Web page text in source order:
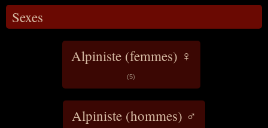
Sexes
Alpiniste (femmes) ♀
(5)
Alpiniste (hommes) ♂